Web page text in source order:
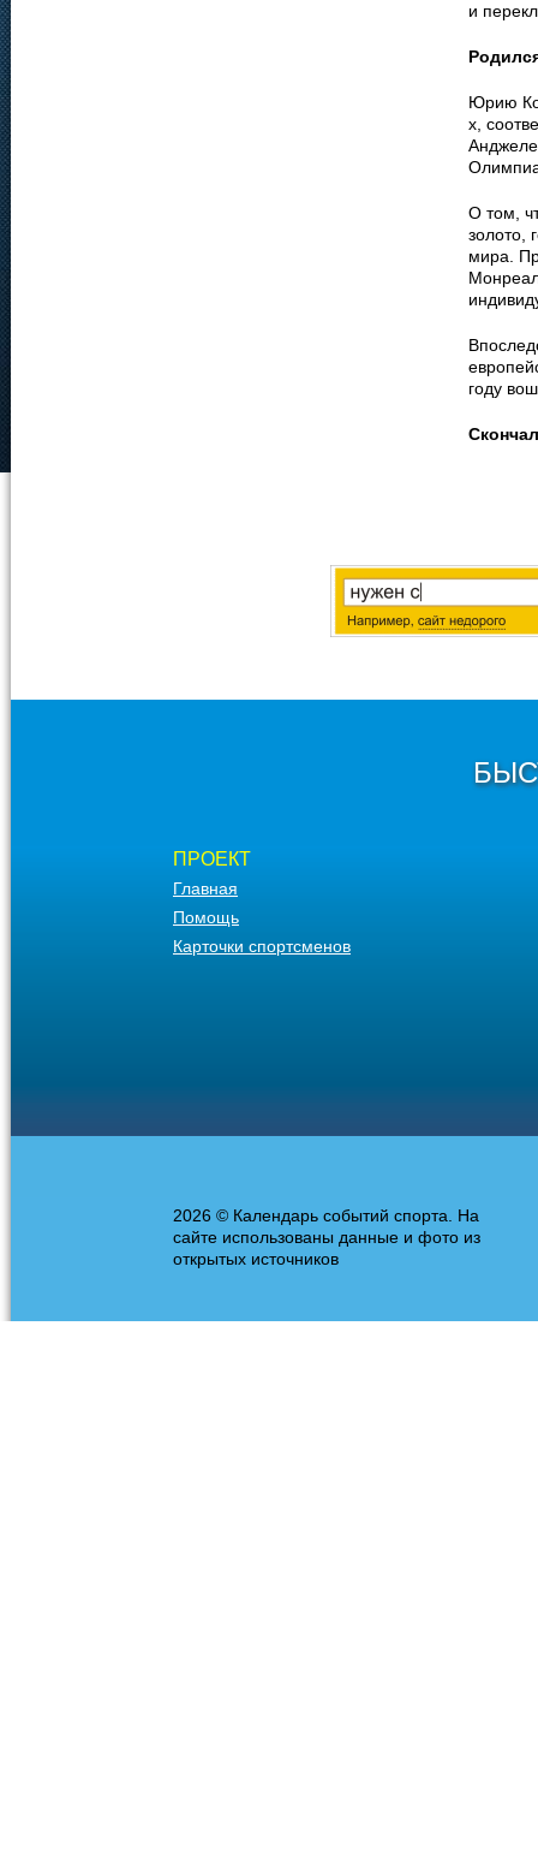
и
Юрию
х,
О том,
золото,
мира.
году
ПРОЕКТ
Главная
Помощь
Карточки спортсменов
2026 © Календарь событий спорта. На
сайте использованы данные и фото из
открытых источников